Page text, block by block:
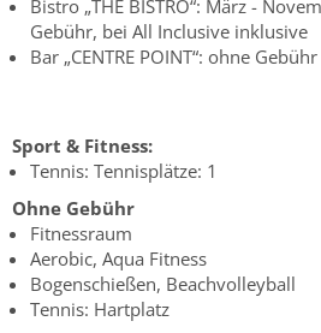
Bistro „THE BISTRO“: März -
Gebühr, bei All Inclusive inklusive
Bar „CENTRE POINT“: ohne Gebühr
Sport & Fitness:
Tennis: Tennisplätze: 1
Ohne Gebühr
Fitnessraum
Aerobic, Aqua Fitness
Bogenschießen, Beachvolleyball
Tennis: Hartplatz